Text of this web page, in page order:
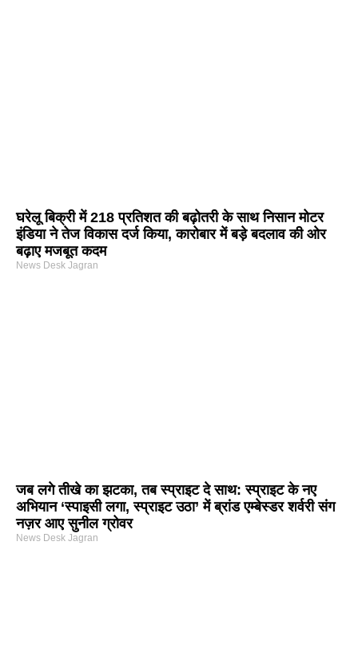
घरेलू बिक्री में 218 प्रतिशत की बढ़ोतरी के साथ निसान मोटर
इंडिया ने तेज विकास दर्ज किया, कारोबार में बड़े बदलाव की ओर
बढ़ाए मजबूत कदम
News Desk Jagran
जब लगे तीखे का झटका, तब स्प्राइट दे साथ: स्प्राइट के नए
अभियान ‘स्पाइसी लगा, स्प्राइट उठा’ में ब्रांड एम्बेस्डर शर्वरी संग
नज़र आए सुनील ग्रोवर
News Desk Jagran